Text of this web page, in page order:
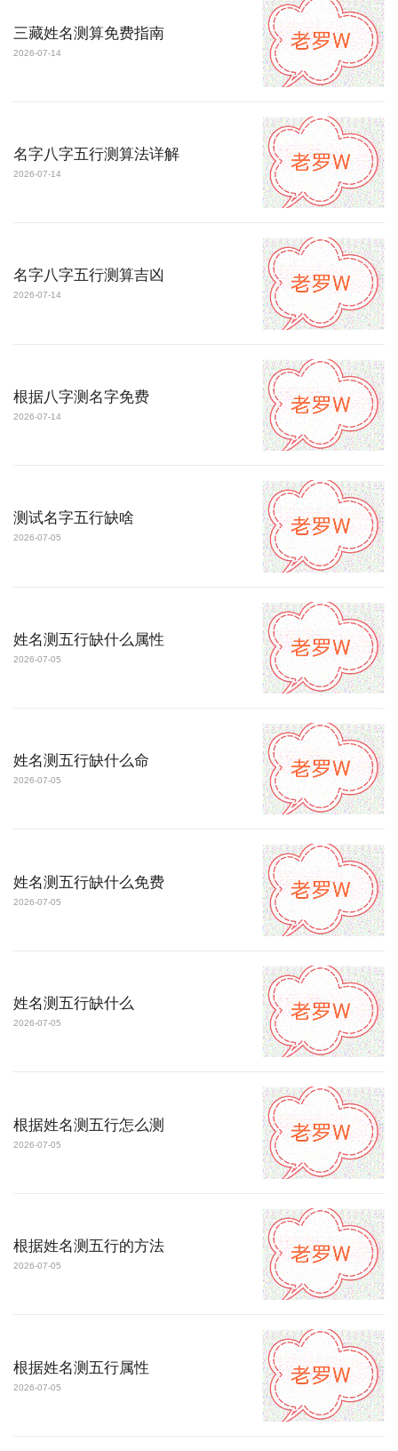
三藏姓名测算免费指南
2026-07-14
名字八字五行测算法详解
2026-07-14
名字八字五行测算吉凶
2026-07-14
根据八字测名字免费
2026-07-14
测试名字五行缺啥
2026-07-05
姓名测五行缺什么属性
2026-07-05
姓名测五行缺什么命
2026-07-05
姓名测五行缺什么免费
2026-07-05
姓名测五行缺什么
2026-07-05
根据姓名测五行怎么测
2026-07-05
根据姓名测五行的方法
2026-07-05
根据姓名测五行属性
2026-07-05